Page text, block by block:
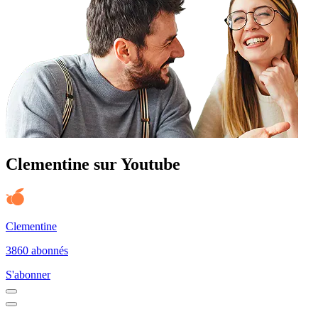
Clementine sur Youtube
Clementine
3860 abonnés
S'abonner